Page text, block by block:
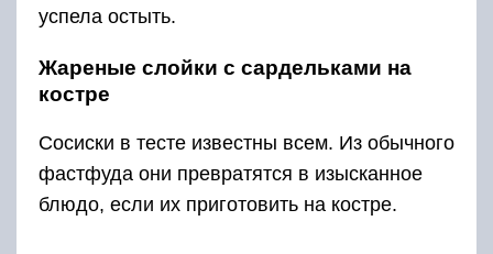
успела остыть.
Жареные слойки с сардельками на
костре
Сосиски в тесте известны всем. Из обычного
фастфуда они превратятся в изысканное
блюдо, если их приготовить на костре.